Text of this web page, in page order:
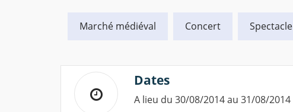
Marché médiéval Concert Spectacle
Dates
A lieu du 30/08/2014 au 31/08/2014